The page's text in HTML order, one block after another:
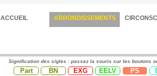
ACCUEIL ARRONDISSEMENTS
Signification des sigles : passez la souris sur les boutons
Part BN EXG EELV PS